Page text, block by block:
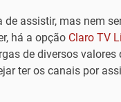
de assistir, mas nem
há a opção Claro TV
de diversos valores
ter os canais por